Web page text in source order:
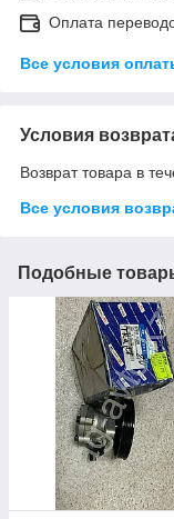
Оплата
Все условия
Условия
Возврат товара в
Все условия
Подобные